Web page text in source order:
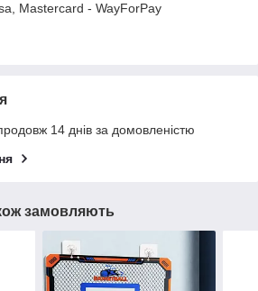
Mastercard - WayForPay
14 днів за домовленістю
замовляють